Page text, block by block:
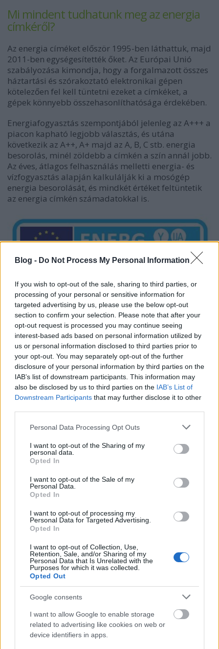
Blog - Do Not Process My Personal Information
If you wish to opt-out of the sale, sharing to third parties, or
processing of your personal or sensitive information for
targeted advertising by us, please use the below opt-out
section to confirm your selection. Please note that after your
opt-out request is processed you may continue seeing
interest-based ads based on personal information utilized by
us or personal information disclosed to third parties prior to
your opt-out. You may separately opt-out of the further
disclosure of your personal information by third parties on the
IAB’s list of downstream participants. This information may
also be disclosed by us to third parties on the IAB’s List of
Downstream Participants that may further disclose it to other
Please note that this website/app uses one or more Google
not limited to your visit or usage behaviour. You may click to
grant or deny consent to Google and its third-party tags to
use your data for below specified purposes in below Google
consent section.
Personal Data Processing Opt Outs
I want to opt-out of the Sharing of my
personal data.
Opted In
I want to opt-out of the Sale of my
Personal Data.
Opted In
I want to opt-out of processing my
Personal Data for Targeted Advertising.
Opted In
I want to opt-out of Collection, Use,
Retention, Sale, and/or Sharing of my
Personal Data that Is Unrelated with the
Purposes for which it was collected.
Opted Out
Google consents
I want to allow Google to enable storage
related to advertising like cookies on web or
device identifiers in apps.
Mi mindent tudhatunk meg az energia
címkéről?
Az energia címéket először 1995-ben láthattuk, majd
2011-ben egységesítették őket. Az Európai Unió
szabályozása kimondja, hogy a forgalmazott összes
háztartási és szórakoztató elektronikai gépen
kötelezően fel kell tüntetni ezeket a címkéket, a
gépek könnyebb összehasonlíthatósága érdekében.
Energiafogyasztás szempontjából jelenleg az A+++ a
piacon kapható legjobb választás, és utána
következik az A++, A+ majd az A, B, C stb. energia
besorolás, minél zöldebb a címkén a szín annál jobb.
Az éves, átlagos felhasználás melletti energia- és
vízfogyasztás alapján kalkulálják ki a mosógép
energia besorolását, és mindkét értéket feltüntetik
az energia címkén számadatokkal is.